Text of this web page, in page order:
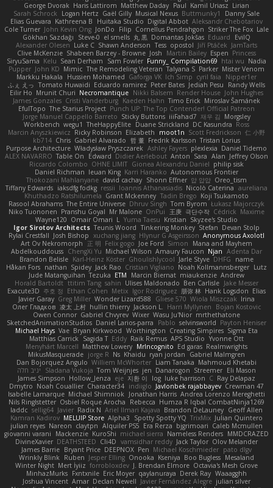
George Dvorak Haris Lattirom Matthew Daday Paul Kamil Uriasz Lirian
Sarah Schrock
Logan Hertz Gaël Gilly Musical Nexus Buttmunky1
Danny Sale
Elias Guevara Kathreena B Huitaka Studio Digital Abbot Aleksandr Chebotariov
Cole Turner John Kevin Ong JonDo Filip Cornellus Pendrahgon Striker The Fox Lale
Gökhan Sazdağı
Steve-0 el smells 丸 黒 Domantas Jokšas Eduard
EvilQ
Alexander Olesen Luke C Shawn Anderson Tess opostol Jiří Ptáček JamTarts
Clive McKenzie Shabeen Barzey - Browne Josh Martin Bailey Espen Princess
SiryuSama Kelu Sean Derham Sam Fowler Funny_ Compilation69 htai wu Nadia
Pupper John KD Mimic The Remodeling Veteran Talyana S Parker Mister Venom
Markku Hakala
Hussien Mohamed Gaforga VK Ich Simp cyril faia
Nipper1er
ふぇ えっ Tomato Huwaidi Eduardo ramirez Peter Bates Jediah Pesu
Randy Wells
Eilir Ho Mrunit Churi Necromantique Nikki Balsem Render House John Hughes
James Gonzales Cristi Vanderburg Kaeden Hahn Timo Erick Miroslav Šamánek
EfulTopo The Starius Project Punch UP: The Top Contender! Official Patreon
Jorge Manuel Cappello Barreto Sticky Buttons iiiFahad7 재우 김 Morgsley
Workbench wegu1 TheHappyElite Duane Strickland DC Kasundra Ross
Marcin Anyszkiewicz Ricky Robinson Elizabeth moot1n Scott Fredrickson 仁 小野
kb714 Chris Gabriel Alvarado 哲 董 Fredrik Karlsson Tristan Lorius
Purpose Architecture Władysław Pryszczarek Ashley Fayers plexlexia Daniel Tidemo
ALEX NAVARRO Table On Edward Didier Aerlebout Anton Sara Alan Jeffrey Olson
Riccardo Colombo OHNE LIMIT Gionea Alexandru Daniel philip sisk
Daniel Richman Ieuan King Karri Haranko Autonomous Frontier
Thokozani Mahlanyane david cachay Shonn Effner 얍 얍얍 Oreo_tism
Tiffany Edwards iaksdfg fodkg ressii Ioannis Athanasiadis Nicolò Caterina aureliana
Khuthadzo Ratshilumela Grant Mckenney Tadin Brego Koji Tsukamoto
Rasool Abrahams The Entire Universe Dhruv Singh Tom Byrom Łukasz Majorczyk
Niko Tuononen Pranshu Goyal Mr Malone OnPui 王庚 극단수작 Cédrick Maxime
Wayne120 Omair Omari L Yuma Taesu Kristian Skyzee's Studio
Igor Sirotov Architects Teunis Woord Tinkering Monkey Stefan Devan Stolp
Rylai Crestfall Josh Bishop xuchang jiang Hlynur G Asgeirsson Anonymous Axolotl
Art Ov Nekromorph
正 明 Felix gogo Joe Ford Simon
Mana and Mayhem
Abdelkouddouss ChengXi Yu Michael Wilson Amaury Faucon Njan Adenta Dar
Brandon Belisle Karl-Heinz Köster Ghoulishlycool Jarle Styve DHFG
name
Håkan Fors nathan Spidey Jack Rao Cristian Vigliano Noah Kollmannsberger Lutz
Jude Matanguihan Tezuka ETM Marcin Biernat miaukenzie Andrew
Horald Bartoldt ttitim Tang sahin Ulises Maldonado Ben Carlisle Jake Messer
Exacute3D 주호 정 Ethan Cohen Metix Igor Rodriguez 朋弥 林 Hank Logsdon Elias
Javier Garay Greg Miller Wonder Lizard588 Gliese 570 Wiola Miszczak Irina
Олег Гладков 凌太 上村 hullin thierry Jackson L. Harri Myllynen
Bojan Kostovic
Owen Connor Gabriel Chvyrev Wixer Wasu Ju'Nior mrthethatone
SketchedAnimationStudios Daniel Larios-parra Pablo selvinsworld Payton Heniser
Michael Hays Vae Bryan Kirkwood Worthington Creating Simpires Sigma Eta
Matthias Carrick
Sagida T Eddy Raik Remus APS Studio Yvonne Ott
Menyhárt Marcell Matthew Lowery MrIncognito Ed garas Realmwrights
MikusMasquerade jorge R Ns Khaidu ryan jordan
Gabriel Malmgren
Dan Bojorquez Angulo Williem McWhorter Liam Tanaka Mahmoud Khetabi
יניב חלה
Sladana Vukoja Tom Weijnjes jen Danarogon Streemer Eli Mason
James Simpson Hollow_Jenza eje 지환 이 log luke harrison C Ray Delapaz
Dmytro Noah Couallier Character34 indiiglo Javlonbek rajabbayev Crewman 47
Isabelle Lamarque Michael Shimniok Jonathan Harris Andrea Lorenzo Mereghetti
Nils Ringlstetter Osbiel Roque Arocha Rebecca Humza R Iqbal CombatNinja1269
laddc sellig64 Javier Radix N Ariel Ilmari Kajava Brandon DeLauney Geoff Allen
Kamran Kadirov MELUIP Store Alpha3 Spotty Spotty YQ TrixMix Julian Quintero
julian reyes Nareon claytpn Alquiler PS5 Era Rerza bjgrimoari Caleb Mcmullen
giovanni varani
Mackenzie KuroShi michael sierra Nameless Renders MMDCRAZED
DivineXavier DEATHSTEED Cli4D vamsidhar reddy Jack Taylor Olov Melander
James Barrie Bryant Price DEEPNOX Pen Michael Koschmieder pato dlgv
Wrinkly Blink
Ruben Jesper Elling Onooka Kseniya Boo Bugless Mesaland
Winter Night Mert İyiiz forrobloxdev J. Brendan Elmore Octavia's Mesh Grove
MinhazMurks Fxntxnile Eric Moyer qaylanuraya Derek Ray Waaagghh
Joshua Vincent Amar Declan Newell Javier Fernández Alegre julian silver